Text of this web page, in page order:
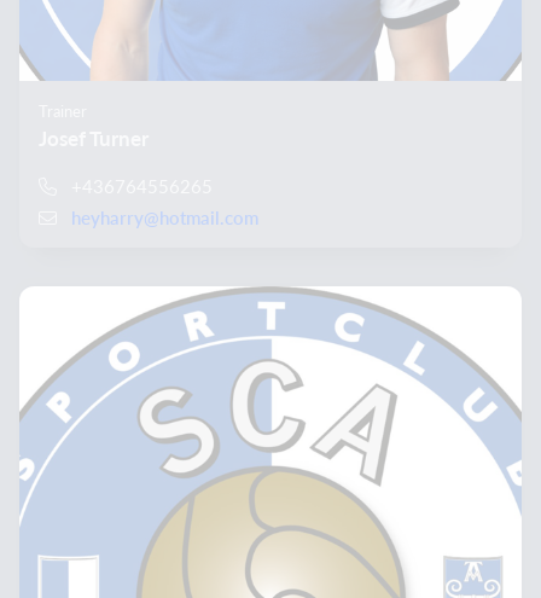
heyharry@hotmail.com